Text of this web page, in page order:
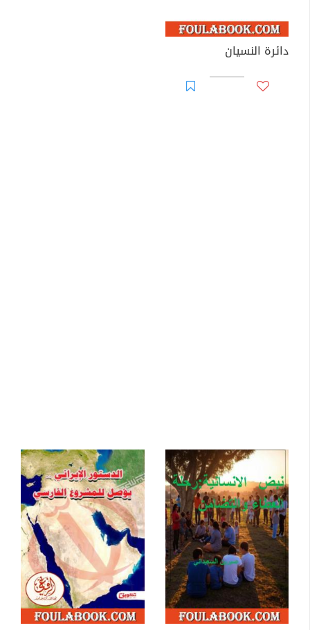
دائرة النسيان